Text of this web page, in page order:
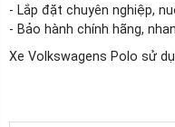
- Lắp đặt chuyên nghiệp,
- Bảo hành chính hãng,
Xe Volkswagens Polo sử